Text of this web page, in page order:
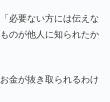
必要ない方には伝えな
のが他人に知られたか
金が抜き取られるわけ